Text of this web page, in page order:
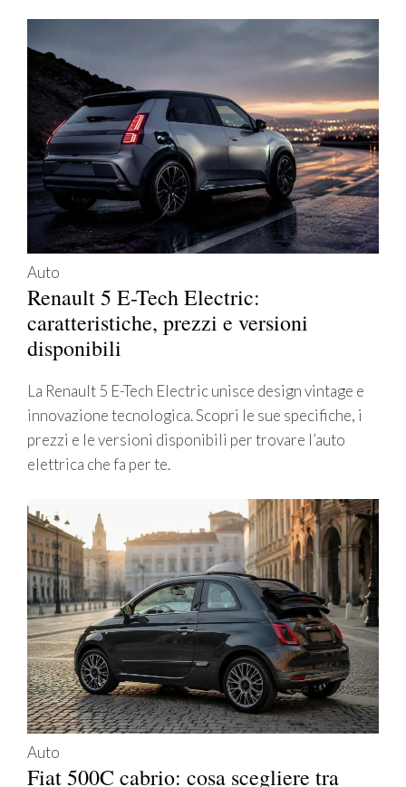
Auto
Renault 5 E-Tech Electric:
caratteristiche, prezzi e versioni
disponibili
La Renault 5 E-Tech Electric unisce design vintage e
innovazione tecnologica. Scopri le sue specifiche, i
prezzi e le versioni disponibili per trovare l’auto
elettrica che fa per te.
Auto
Fiat 500C cabrio: cosa scegliere tra